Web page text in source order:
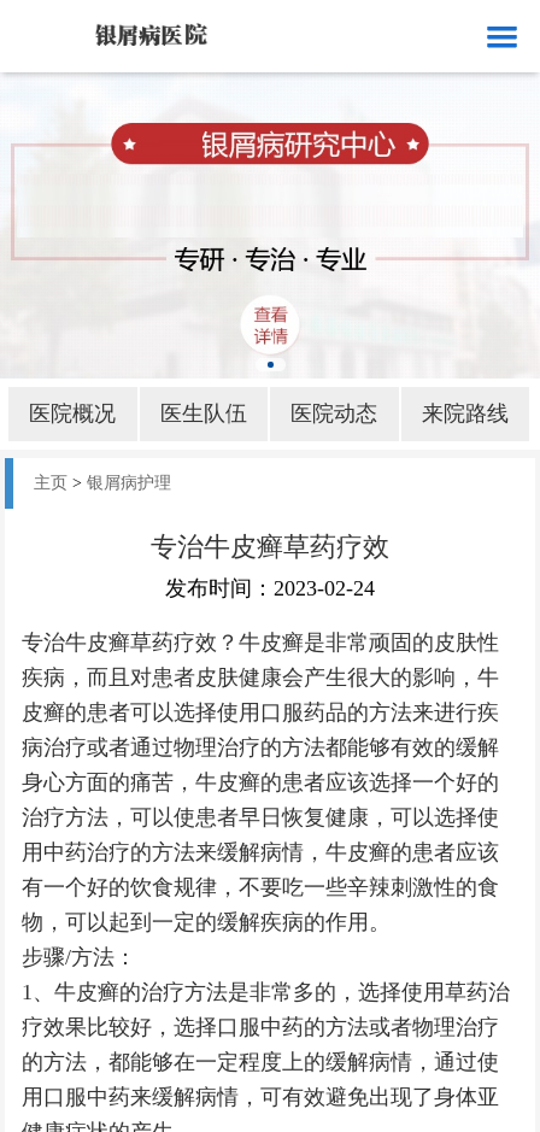
医院概况
银屑病护理
医院概况 医生队伍 医院动态 来院路线
主页 >银屑病护理
专治牛皮癣草药疗效
发布时间：2023-02-24
专治牛皮癣草药疗效？牛皮癣是非常顽固的皮肤性
疾病，而且对患者皮肤健康会产生很大的影响，牛
皮癣的患者可以选择使用口服药品的方法来进行疾
病治疗或者通过物理治疗的方法都能够有效的缓解
身心方面的痛苦，牛皮癣的患者应该选择一个好的
治疗方法，可以使患者早日恢复健康，可以选择使
用中药治疗的方法来缓解病情，牛皮癣的患者应该
有一个好的饮食规律，不要吃一些辛辣刺激性的食
物，可以起到一定的缓解疾病的作用。
步骤/方法：
1、牛皮癣的治疗方法是非常多的，选择使用草药治
疗效果比较好，选择口服中药的方法或者物理治疗
的方法，都能够在一定程度上的缓解病情，通过使
用口服中药来缓解病情，可有效避免出现了身体亚